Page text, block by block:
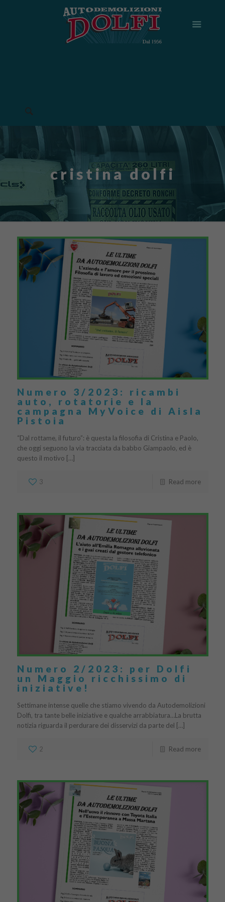
cristina dolfi
Numero 3/2023: ricambi
auto, rotatorie e la
campagna MyVoice di Aisla
Pistoia
“Dal rottame, il futuro”: è questa la filosofia di Cristina e Paolo,
che oggi seguono la via tracciata da babbo Giampaolo, ed è
questo il motivo […]
3 Read more
Numero 2/2023: per Dolfi
un Maggio ricchissimo di
iniziative!
Settimane intense quelle che stiamo vivendo da Autodemolizioni
Dolfi, tra tante belle iniziative e qualche arrabbiatura…La brutta
notizia riguarda il perdurare dei disservizi da parte del […]
2 Read more